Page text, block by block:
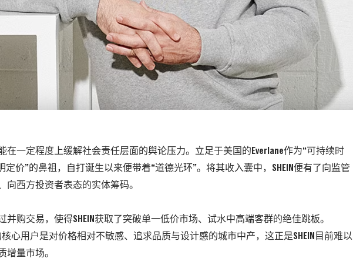
在一定程度上缓解社会责任层面的舆论压力。立足于美国的Everlane作为“可持续时
定价”的鼻祖，自打诞生以来便带着“道德光环”。将其收入囊中，SHEIN便有了向监管
向西方投资者表态的实体筹码。
并购交易，使得SHEIN获取了突破单一低价市场、试水中高端客群的绝佳跳板。
核心用户是对价格相对不敏感、追求品质与设计感的城市中产，这正是SHEIN目前难以
增量市场。